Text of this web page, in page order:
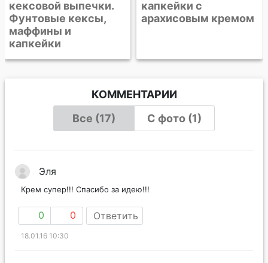
капкейки с
арахисовым кремом
КОММЕНТАРИИ
Все (17)
С фото (1)
Эля
Крем супер!!! Спасибо за идею!!!
0 0 Ответить
18.01.16 10:30